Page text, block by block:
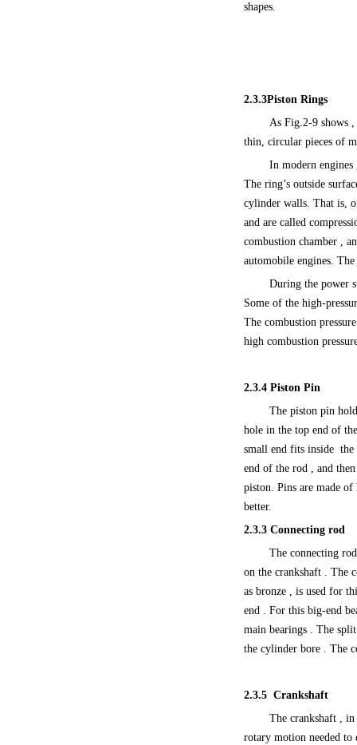
shapes.
2.3.3Piston Rings
As Fig.2-9 shows
thin, circular pieces
In modern
The ring’s outside
cylinder walls. That is,
and are called
combustion chamber ,
automobile engines.
During the power
Some of the high-
The combustion
high combustion
2.3.4 Piston Pin
The piston pin
hole in the top end of
small end fits inside the
end of the rod , and
piston. Pins are made
better.
2.3.3 Connecting rod
The connecting
on the crankshaft . The
as bronze , is used for
end . For this big-end
main bearings . The
the cylinder bore . The
2.3.5 Crankshaft
The crankshaft ,
rotary motion needed